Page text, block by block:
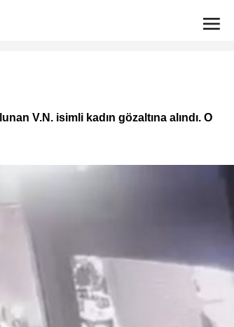
V.N. isimli kadın gözaltına alındı. O